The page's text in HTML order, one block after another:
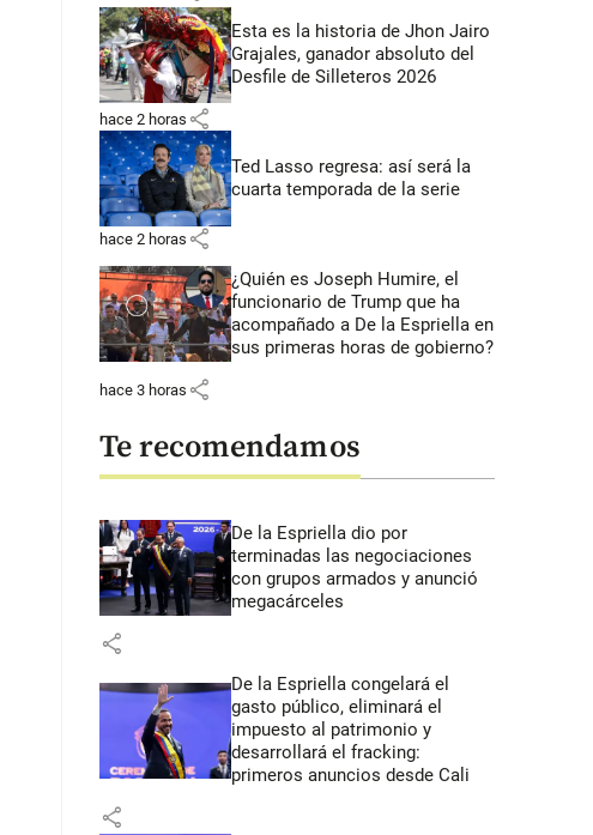
Esta es la historia de Jhon Jairo
Grajales, ganador absoluto del
Desfile de Silleteros 2026
hace 2 horas share
Ted Lasso regresa: así será la
cuarta temporada de la serie
hace 2 horas share
¿Quién es Joseph Humire, el
funcionario de Trump que ha
acompañado a De la Espriella en
sus primeras horas de gobierno?
hace 3 horas share
Te recomendamos
De la Espriella dio por
terminadas las negociaciones
con grupos armados y anunció
megacárceles
share
De la Espriella congelará el
gasto público, eliminará el
impuesto al patrimonio y
desarrollará el fracking:
primeros anuncios desde Cali
share